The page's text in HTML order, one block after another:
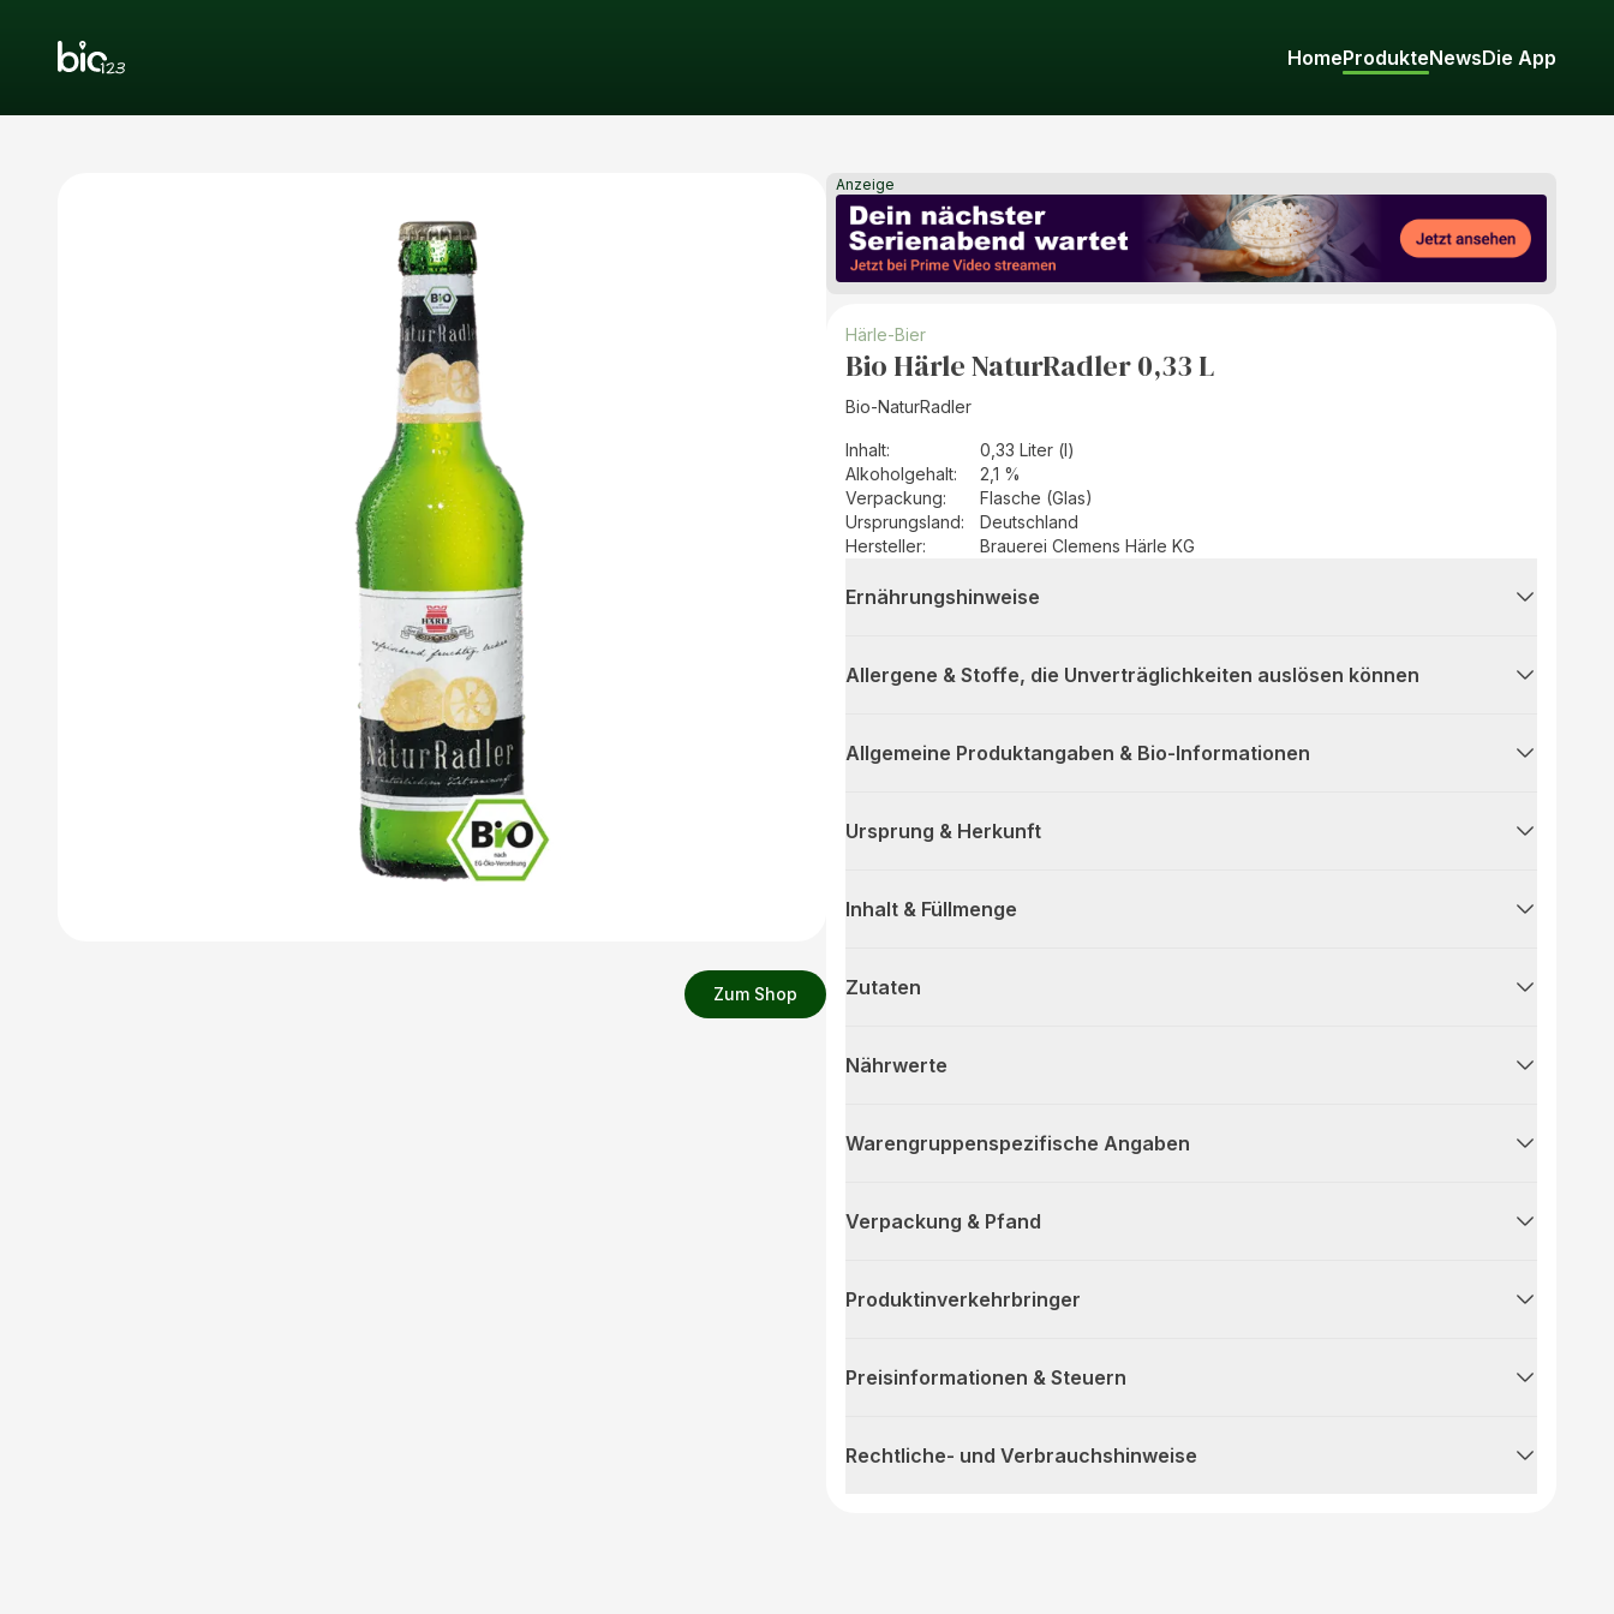
HomeProdukteNewsDie App
Zum Shop
Anzeige
Härle-Bier
Bio Härle NaturRadler 0,33 L
Bio-NaturRadler
Inhalt:
0,33 Liter (l)
Alkoholgehalt:
2,1 %
Verpackung:
Flasche (Glas)
Ursprungsland:
Deutschland
Hersteller: Brauerei Clemens Härle KG
Ernährungshinweise
Allergene & Stoffe, die Unverträglichkeiten auslösen können
Allgemeine Produktangaben & Bio-Informationen
Ursprung & Herkunft
Inhalt & Füllmenge
Zutaten
Nährwerte
Warengruppenspezifische Angaben
Verpackung & Pfand
Produktinverkehrbringer
Preisinformationen & Steuern
Rechtliche- und Verbrauchshinweise